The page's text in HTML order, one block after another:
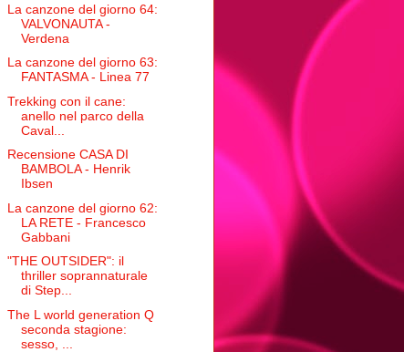
La canzone del giorno 64:
VALVONAUTA -
Verdena
La canzone del giorno 63:
FANTASMA - Linea 77
Trekking con il cane:
anello nel parco della
Caval...
Recensione CASA DI
BAMBOLA - Henrik
Ibsen
La canzone del giorno 62:
LA RETE - Francesco
Gabbani
"THE OUTSIDER": il
thriller soprannaturale
di Step...
The L world generation Q
seconda stagione:
sesso, ...